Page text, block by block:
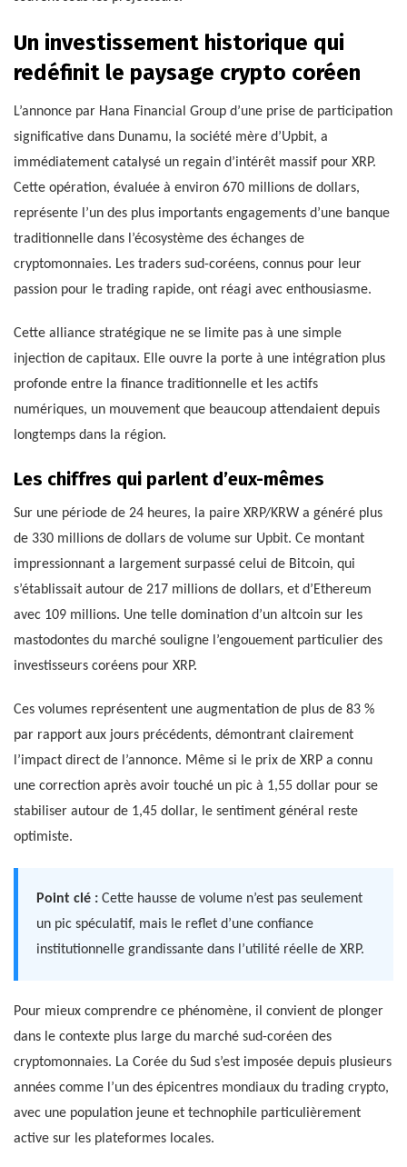
Un investissement historique qui
redéfinit le paysage crypto coréen
L’annonce par Hana Financial Group d’une prise de participation
significative dans Dunamu, la société mère d’Upbit, a
immédiatement catalysé un regain d’intérêt massif pour XRP.
Cette opération, évaluée à environ 670 millions de dollars,
représente l’un des plus importants engagements d’une banque
traditionnelle dans l’écosystème des échanges de
cryptomonnaies. Les traders sud-coréens, connus pour leur
passion pour le trading rapide, ont réagi avec enthousiasme.
Cette alliance stratégique ne se limite pas à une simple
injection de capitaux. Elle ouvre la porte à une intégration plus
profonde entre la finance traditionnelle et les actifs
numériques, un mouvement que beaucoup attendaient depuis
longtemps dans la région.
Les chiffres qui parlent d’eux-mêmes
Sur une période de 24 heures, la paire XRP/KRW a généré plus
de 330 millions de dollars de volume sur Upbit. Ce montant
impressionnant a largement surpassé celui de Bitcoin, qui
s’établissait autour de 217 millions de dollars, et d’Ethereum
avec 109 millions. Une telle domination d’un altcoin sur les
mastodontes du marché souligne l’engouement particulier des
investisseurs coréens pour XRP.
Ces volumes représentent une augmentation de plus de 83 %
par rapport aux jours précédents, démontrant clairement
l’impact direct de l’annonce. Même si le prix de XRP a connu
une correction après avoir touché un pic à 1,55 dollar pour se
stabiliser autour de 1,45 dollar, le sentiment général reste
optimiste.
Point clé : Cette hausse de volume n’est pas seulement
un pic spéculatif, mais le reflet d’une confiance
institutionnelle grandissante dans l’utilité réelle de XRP.
Pour mieux comprendre ce phénomène, il convient de plonger
dans le contexte plus large du marché sud-coréen des
cryptomonnaies. La Corée du Sud s’est imposée depuis plusieurs
années comme l’un des épicentres mondiaux du trading crypto,
avec une population jeune et technophile particulièrement
active sur les plateformes locales.